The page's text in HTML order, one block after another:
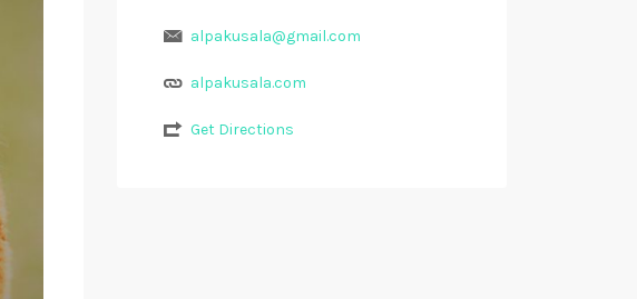
alpakusala@gmail.com
alpakusala.com
Get Directions